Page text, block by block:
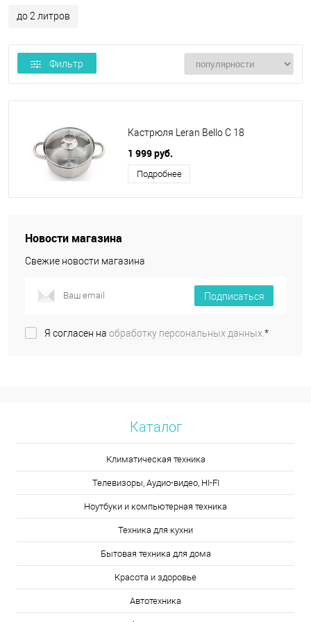
до 2 литров
Фильтр
Кастрюля Leran Bello C 18
1 999 руб.
Подробнее
Новости магазина
Свежие новости магазина
Подписаться
Я согласен на обработку персональных данных. *
Каталог
Климатическая техника
Телевизоры, Аудио-видео, HI-FI
Ноутбуки и компьютерная техника
Техника для кухни
Бытовая техника для дома
Красота и здоровье
Автотехника